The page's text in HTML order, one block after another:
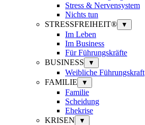
Stress & Nervensystem
Nichts tun
STRESSFREIHEIT®
▼
Im Leben
Im Business
Für Führungskräfte
BUSINESS
▼
Weibliche Führungskraft
FAMILIE
▼
Familie
Scheidung
Ehekrise
KRISEN
▼